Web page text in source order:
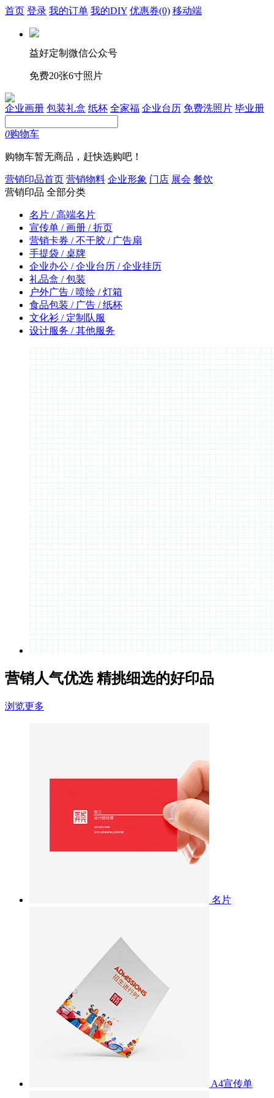
首页 登录 我的订单 我的DIY 优惠券(0) 移动端
益好定制微信公众号
免费20张6寸照片
企业画册 包装礼盒 纸杯 全家福 企业台历 免费洗照片 毕业册
0购物车
购物车暂无商品，赶快选购吧！
营销印品首页 营销物料 企业形象 门店 展会 餐饮
营销印品 全部分类
名片 / 高端名片
宣传单 / 画册 / 折页
营销卡券 / 不干胶 / 广告扇
手提袋 / 桌牌
企业办公 / 企业台历 / 企业挂历
礼品盒 / 包装
户外广告 / 喷绘 / 灯箱
食品包装 / 广告 / 纸杯
文化衫 / 定制队服
设计服务 / 其他服务
营销人气优选 精挑细选的好印品
浏览更多
名片
A4宣传单